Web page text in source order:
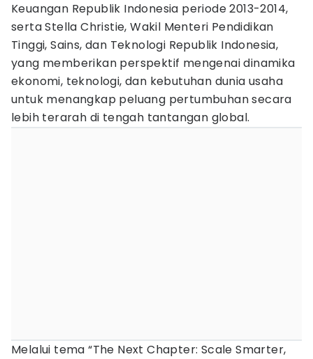
Keuangan Republik Indonesia periode 2013-2014,
serta Stella Christie, Wakil Menteri Pendidikan
Tinggi, Sains, dan Teknologi Republik Indonesia,
yang memberikan perspektif mengenai dinamika
ekonomi, teknologi, dan kebutuhan dunia usaha
untuk menangkap peluang pertumbuhan secara
lebih terarah di tengah tantangan global.
Melalui tema “The Next Chapter: Scale Smarter,